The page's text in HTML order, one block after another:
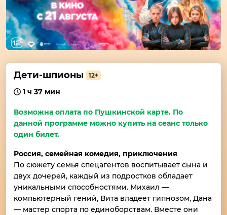
Дети-шпионы 12+
1 ч 37 мин
Возможна оплата по Пушкинской карте. По
данной программе можно купить на сеанс только
один билет.
Россия, семейная комедия, приключения
По сюжету семья спецагентов воспитывает сына и
двух дочерей, каждый из подростков обладает
уникальными способностями. Михаил —
компьютерный гений, Вита владеет гипнозом, Дана
— мастер спорта по единоборствам. Вместе они